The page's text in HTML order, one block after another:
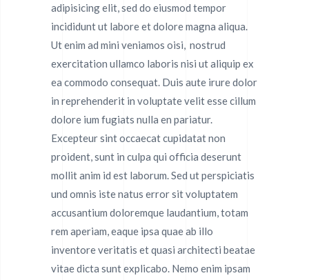
adipisicing elit, sed do eiusmod tempor
incididunt ut labore et dolore magna aliqua.
Ut enim ad mini veniamos oisi, nostrud
exercitation ullamco laboris nisi ut aliquip ex
ea commodo consequat. Duis aute irure dolor
in reprehenderit in voluptate velit esse cillum
dolore ium fugiats nulla en pariatur.
Excepteur sint occaecat cupidatat non
proident, sunt in culpa qui officia deserunt
mollit anim id est laborum. Sed ut perspiciatis
und omnis iste natus error sit voluptatem
accusantium doloremque laudantium, totam
rem aperiam, eaque ipsa quae ab illo
inventore veritatis et quasi architecti beatae
vitae dicta sunt explicabo. Nemo enim ipsam